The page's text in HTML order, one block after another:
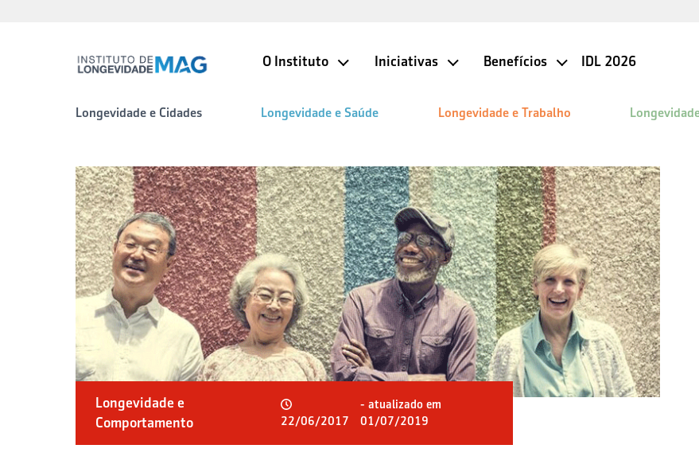
O Instituto Iniciativas Benefícios IDL 2026
Longevidade e Cidades Longevidade e Saúde Longevidade e Trabalho
Longevidade e
Comportamento
22/06/2017
- atualizado em
01/07/2019